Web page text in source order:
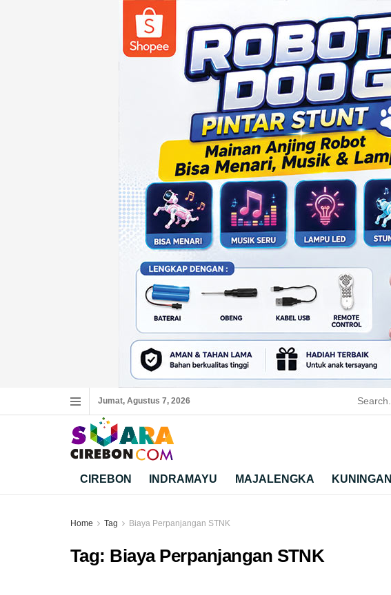
Jumat, Agustus 7, 2026
CIREBON INDRAMAYU MAJALENGKA KUNINGAN
Home Tag Biaya Perpanjangan STNK
Tag: Biaya Perpanjangan STNK